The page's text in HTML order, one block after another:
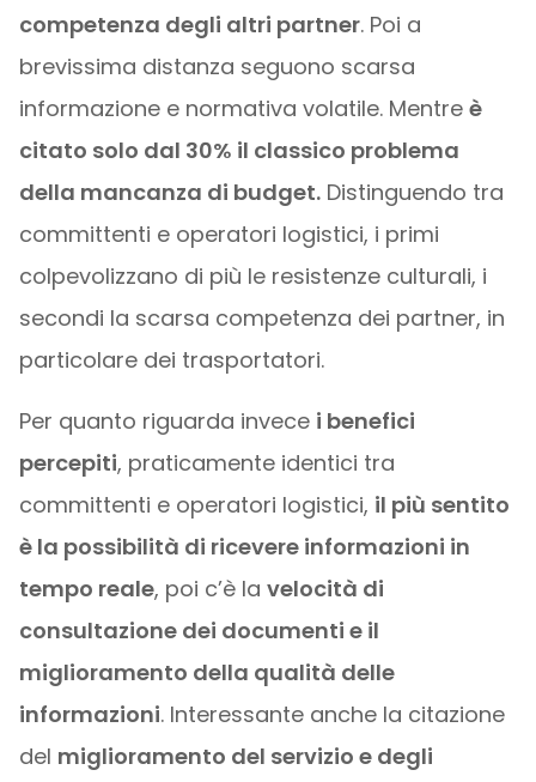
competenza degli altri partner. Poi a
brevissima distanza seguono scarsa
informazione e normativa volatile. Mentre è
citato solo dal 30% il classico problema
della mancanza di budget.Distinguendo tra
committenti e operatori logistici, i primi
colpevolizzano di più le resistenze culturali, i
secondi la scarsa competenza dei partner, in
particolare dei trasportatori.
Per quanto riguarda invece i benefici
percepiti, praticamente identici tra
committenti e operatori logistici, il più sentito
è la possibilità di ricevere informazioni in
tempo reale, poi c’è la velocità di
consultazione dei documenti e il
miglioramento della qualità delle
informazioni. Interessante anche la citazione
del miglioramento del servizio e degli